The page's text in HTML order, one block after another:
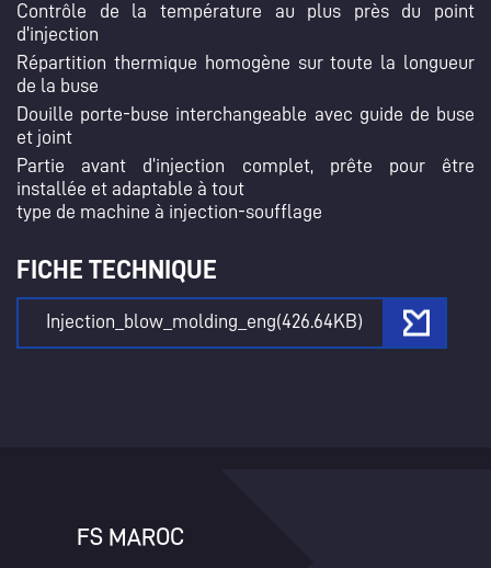
Ajouter à ma liste d'envies ×
add_circle_outline Créer une nouvelle liste
Créer une liste d'envies
Nom de la liste d'envies
Connexion ×
Vous devez être connecté pour ajouter des produits à votre liste
d'envies.
Annuler
Contrôle de la température au plus près du point
d'injection
Répartition thermique homogène sur toute la longueur
de la buse
Douille porte-buse interchangeable avec guide de buse
et joint
Partie avant d’injection complet, prête pour être
installée et adaptable à tout
type de machine à injection-soufflage
FICHE TECHNIQUE
Injection_blow_molding_eng(426.64KB)
FS MAROC